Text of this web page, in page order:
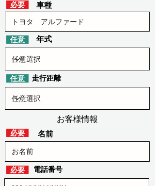
​必要 車種
​任意 ​年式
​任意 ​走行距離
お客様情報
​必要 ​名前
​必要 ​電話番号